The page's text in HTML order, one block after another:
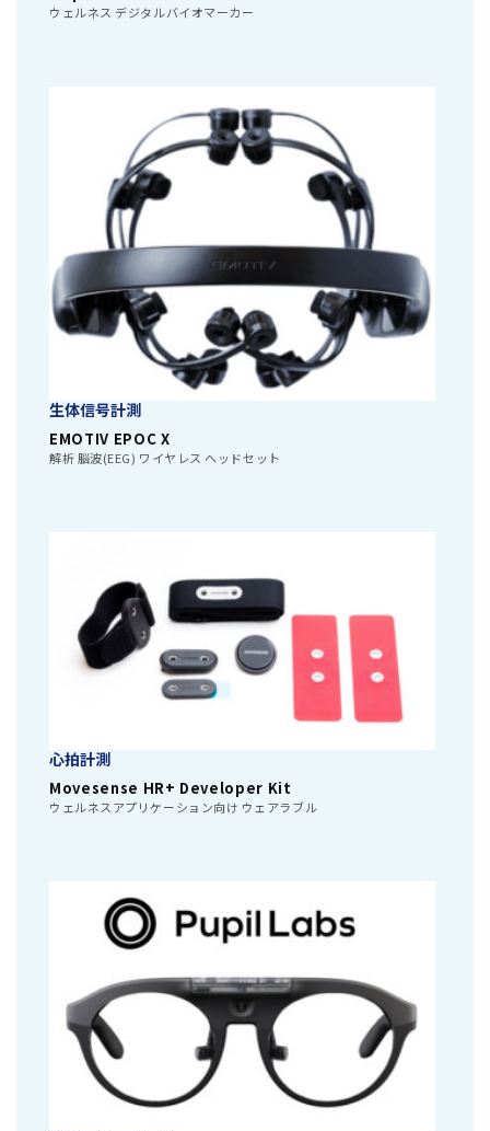
ウェルネス デジタルバイオマーカー
生体信号計測
EMOTIV EPOC X
解析 脳波(EEG) ワイヤレス ヘッドセット
心拍計測
Movesense HR+ Developer Kit
ウェルネスアプリケーション向け ウェアラブル